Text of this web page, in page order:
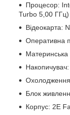
Процесор:
Turbo 5,00 ГГц)
Відеокарта:
Оперативна
Материнська
Блок
Корпус: 2E